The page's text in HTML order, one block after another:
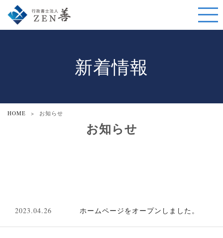
新着情報
HOME > お知らせ
お知らせ
2023.04.26 ホームページをオープンしました。